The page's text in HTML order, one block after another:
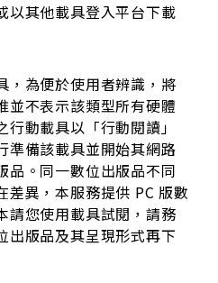
以其他載具登入平台下載
，為便於使用者辨識，將
並不表示該類型所有硬體
動載具以「行動閱讀」
準備該載具並開始其網路
品。同一數位出版品不同
差異，本服務提供 PC 版數
請您使用載具試閱，請務
出版品及其呈現形式再下